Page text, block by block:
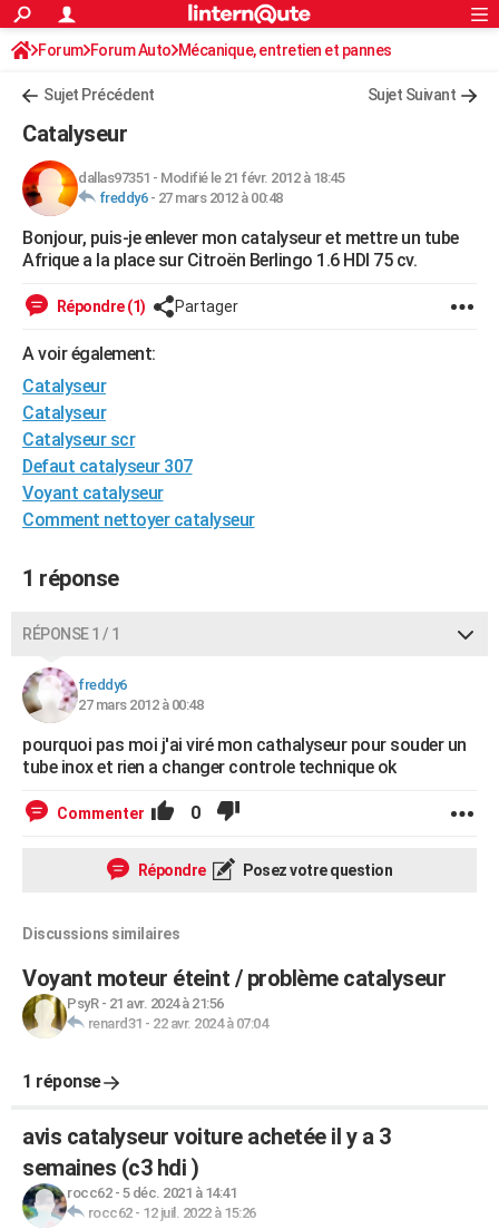
ACTUALITÉS
Politique
Société
Faits Divers
Education
Monde
Villes
+
FINANCE
Retraite
Impôts
Epargne
Immobilier
Risques naturels par ville
Banque
Assurance
Crédit
AUTO
Essais
Réserver un essai
Citadines
Berlines
SUV
Forum auto
+HIGH-TECH
Mobiles
Meilleur smartphone
Internet
Ordinateurs
Jeux vidéo
Guide high-tech
BRICOLAGE
WEEK-END
Guides de France
Escapades
Patrimoine
Expositions
Musées
Week-end nature
+LIFESTYLE
Art de vivre
Bien-être
Loisirs
ModeModes de vie
SANTE
Alimentation
Guide de la santé
Maladies
Médicaments
Sommeil
Destinations
City break
Voyage nature
Voyage de noces
Forum
Climat
+PHOTO
GUIDES D'ACHAT
Carte de Noël
Carte Bonne année
Carte Saint-Valentin
Carte Pâques
Carte d'anniversaire
DICTIONNAIRE
Dictionnaire
Biographies
Citations
Expressions
Proverbes
PROGRAMME TV
COPAINS D'AVANT
Bricolage
Lifestyle
Culture
Sport
Auto
Television
Voyage
Cinema
Rechercher
S'inscrire
Connexion
Forum Forum Auto Mécanique, entretien et pannes
Sujet Précédent Sujet Suivant
Catalyseur
dallas97351 - Modifié le 21 févr. 2012 à 18:45
freddy6- 27 mars 2012 à 00:48
Bonjour, puis-je enlever mon catalyseur et mettre un tube
Afrique a la place sur Citroën Berlingo 1.6 HDI 75 cv.
Répondre (1) Partager
A voir également:
Catalyseur
Catalyseur
Catalyseur scr
Defaut catalyseur 307
Voyant catalyseur
Comment nettoyer catalyseur
1 réponse
RÉPONSE 1 / 1
freddy6
27 mars 2012 à 00:48
pourquoi pas moi j'ai viré mon cathalyseur pour souder un
tube inox et rien a changer controle technique ok
Commenter 0
Répondre Posez votre question
Discussions similaires
Voyant moteur éteint / problème catalyseur
PsyR- 21 avr. 2024 à 21:56
renard31 - 22 avr. 2024 à 07:04
1 réponse
avis catalyseur voiture achetée il y a 3
semaines (c3 hdi )
rocc62- 5 déc. 2021 à 14:41
rocc62- 12 juil. 2022 à 15:26